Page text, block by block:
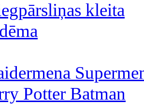
kleita
Potter Batman